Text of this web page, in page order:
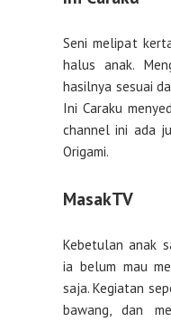
Seni melipat
halus anak.
hasilnya sesuai
Ini Caraku
channel ini ada
Origami.
MasakTV
Kebetulan anak
ia belum mau
saja. Kegiatan
bawang, dan